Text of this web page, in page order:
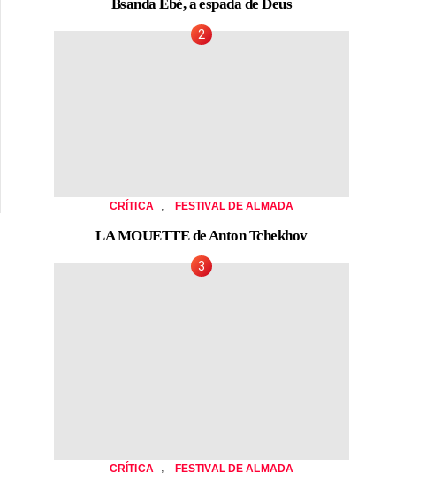
Bsanda Ebé, a espada de Deus
CRÍTICA FESTIVAL DE ALMADA
LA MOUETTE de Anton Tchekhov
CRÍTICA FESTIVAL DE ALMADA